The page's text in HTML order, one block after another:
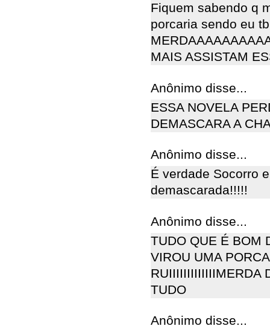
Fiquem sabendo q
porcaria sendo eu
MAIS ASSISTAM
Anônimo disse...
ESSA NOVELA
DEMASCARA A
Anônimo disse...
É verdade Socorro
demascarada!!!!!
Anônimo disse...
TUDO QUE É BOM
VIROU UMA
RUIIIIIIIIIIIIIMERDA
TUDO
Anônimo disse...